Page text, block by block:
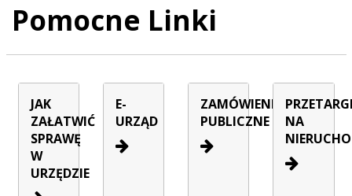
Pomocne Linki
JAK
ZAŁATWIĆ
SPRAWĘ
W
URZĘDZIE
E-
URZĄD
ZAMÓWIENIA
PUBLICZNE
NA